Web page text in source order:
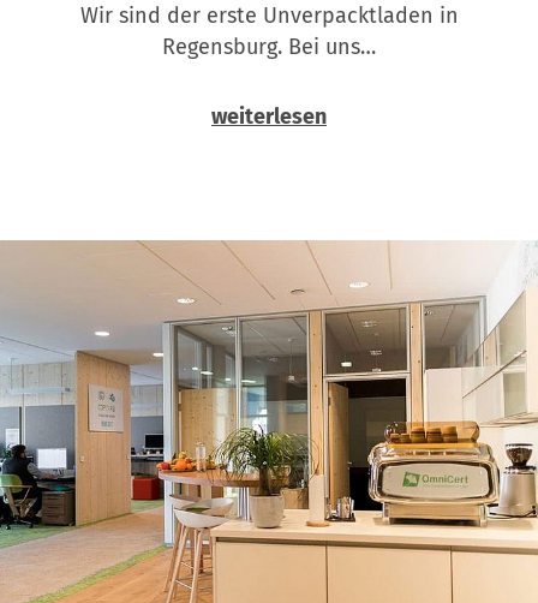
Wir sind der erste Unverpacktladen in
Regensburg. Bei uns…
weiterlesen